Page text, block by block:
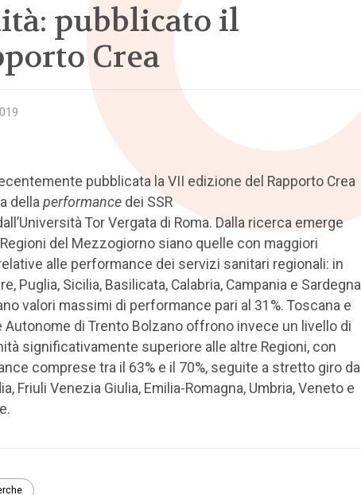
pubblicato il
Crea
pubblicata la VII edizione del Rapporto Crea
della performancedei SSR
Tor Vergata di Roma. Dalla ricerca emerge
del Mezzogiorno siano quelle con maggiori
alle performance dei servizi sanitari regionali: in
Puglia, Sicilia, Basilicata, Calabria, Campania e Sardegna
valori massimi di performance pari al 31%. Toscana e
Autonome di Trento Bolzano offrono invece un livello di
significativamente superiore alle altre Regioni, con
comprese tra il 63% e il 70%, seguite a stretto giro da
Friuli Venezia Giulia, Emilia-Romagna, Umbria, Veneto e